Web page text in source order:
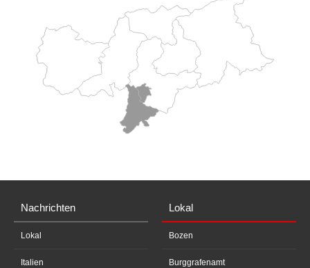
Nachrichten
Lokal
Italien
Lokal
Bozen
Burggrafenamt